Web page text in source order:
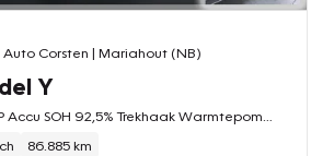
Corsten | Mariahout (NB)
Y
86.885 km